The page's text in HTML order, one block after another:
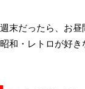
週末だったら、お
昭和・レトロが好